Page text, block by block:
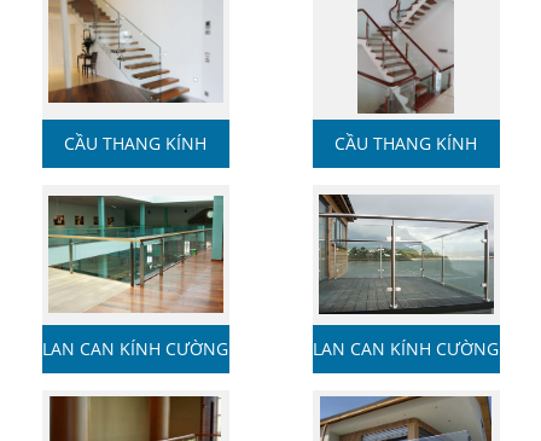
CẦU THANG KÍNH
CƯỜNG ...
CẦU THANG KÍNH
CƯỜNG ...
LAN CAN KÍNH CƯỜNG
LỰC
LAN CAN KÍNH CƯỜNG
LỰC